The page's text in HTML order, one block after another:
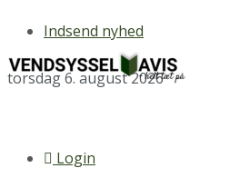
Indsend nyhed
torsdag 6. august 2026
Login